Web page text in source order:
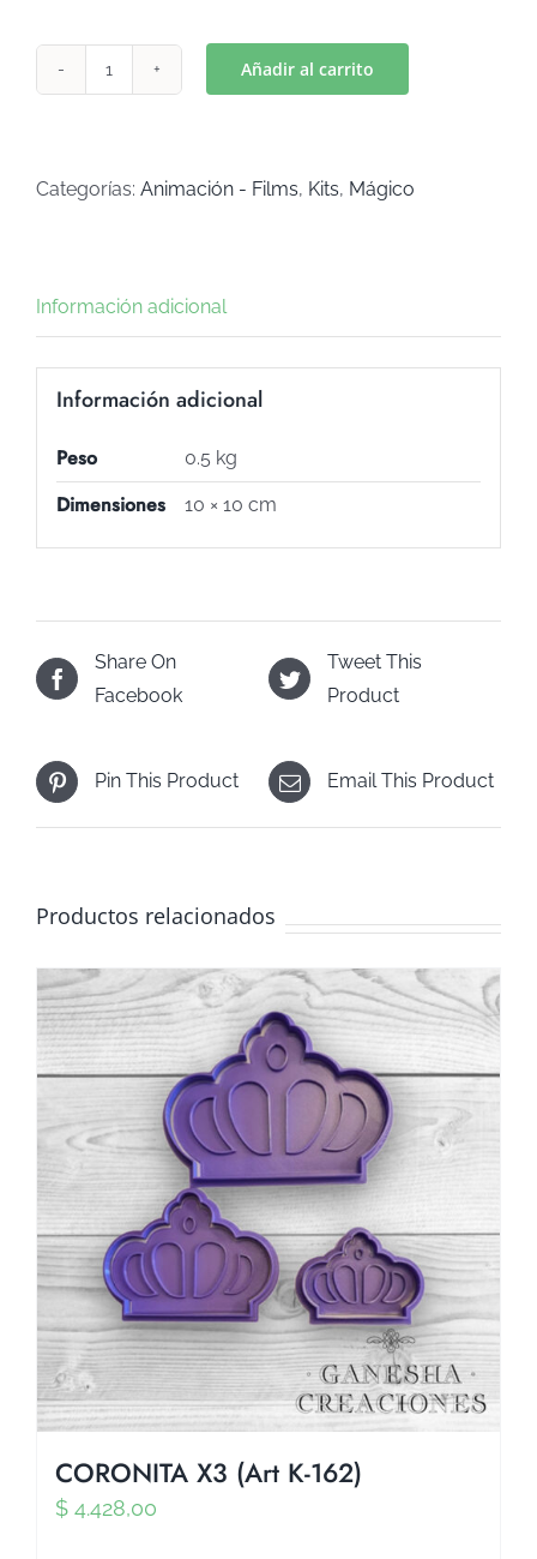
TOY
(Art
Añadir al carrito
Categorías: Animación - Films, Kits, Mágico
Información adicional
Información adicional
Peso 0.5 kg
Dimensiones 10 × 10 cm
Share On
Facebook
Tweet This
Product
Pin This Product Email This Product
Productos relacionados
CORONITA X3 (Art K-162)
$ 4.428,00